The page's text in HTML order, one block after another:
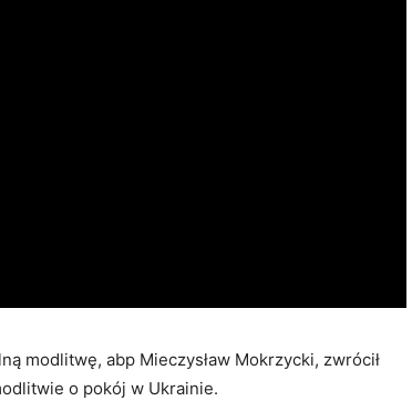
modlitwę, abp Mieczysław Mokrzycki, zwrócił
o pokój w Ukrainie.